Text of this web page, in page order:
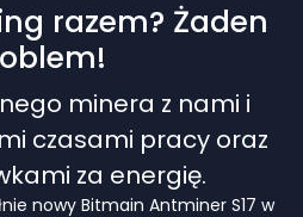
razem? Żaden
minera z nami i
czasami pracy oraz
za energię.
nowy Bitmain Antminer S17 w